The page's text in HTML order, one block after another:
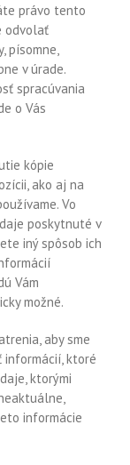
právo tento
odvolať
písomne,
v úrade.
spracúvania
o Vás
kópie
ako aj na
Vo
poskytnuté v
iný spôsob ich
Vám
možné.
aby sme
ktoré
ktorými
informácie